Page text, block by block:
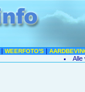
| WEERFOTO'S |
Alle